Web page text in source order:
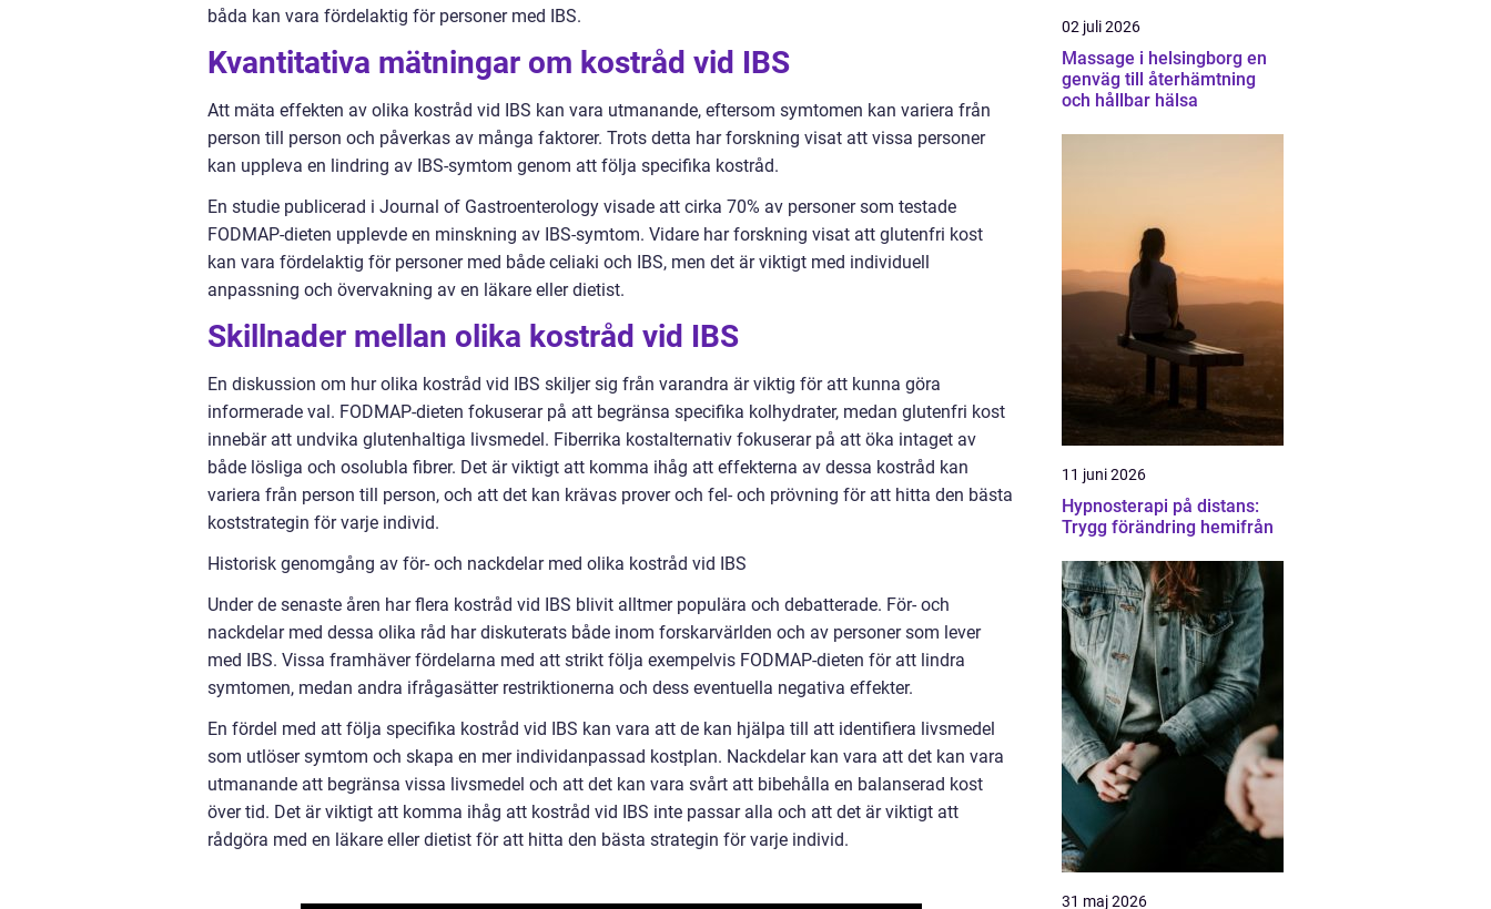
båda kan vara fördelaktig för personer med IBS.
Kvantitativa mätningar om kostråd vid IBS
Att mäta effekten av olika kostråd vid IBS kan vara utmanande, eftersom symtomen kan variera från
person till person och påverkas av många faktorer. Trots detta har forskning visat att vissa personer
kan uppleva en lindring av IBS-symtom genom att följa specifika kostråd.
En studie publicerad i Journal of Gastroenterology visade att cirka 70% av personer som testade
FODMAP-dieten upplevde en minskning av IBS-symtom. Vidare har forskning visat att glutenfri kost
kan vara fördelaktig för personer med både celiaki och IBS, men det är viktigt med individuell
anpassning och övervakning av en läkare eller dietist.
Skillnader mellan olika kostråd vid IBS
En diskussion om hur olika kostråd vid IBS skiljer sig från varandra är viktig för att kunna göra
informerade val. FODMAP-dieten fokuserar på att begränsa specifika kolhydrater, medan glutenfri kost
innebär att undvika glutenhaltiga livsmedel. Fiberrika kostalternativ fokuserar på att öka intaget av
både lösliga och osolubla fibrer. Det är viktigt att komma ihåg att effekterna av dessa kostråd kan
variera från person till person, och att det kan krävas prover och fel- och prövning för att hitta den bästa
koststrategin för varje individ.
Historisk genomgång av för- och nackdelar med olika kostråd vid IBS
Under de senaste åren har flera kostråd vid IBS blivit alltmer populära och debatterade. För- och
nackdelar med dessa olika råd har diskuterats både inom forskarvärlden och av personer som lever
med IBS. Vissa framhäver fördelarna med att strikt följa exempelvis FODMAP-dieten för att lindra
symtomen, medan andra ifrågasätter restriktionerna och dess eventuella negativa effekter.
En fördel med att följa specifika kostråd vid IBS kan vara att de kan hjälpa till att identifiera livsmedel
som utlöser symtom och skapa en mer individanpassad kostplan. Nackdelar kan vara att det kan vara
utmanande att begränsa vissa livsmedel och att det kan vara svårt att bibehålla en balanserad kost
över tid. Det är viktigt att komma ihåg att kostråd vid IBS inte passar alla och att det är viktigt att
rådgöra med en läkare eller dietist för att hitta den bästa strategin för varje individ.
02 juli 2026
Massage i helsingborg en
genväg till återhämtning
och hållbar hälsa
11 juni 2026
Hypnosterapi på distans:
Trygg förändring hemifrån
31 maj 2026